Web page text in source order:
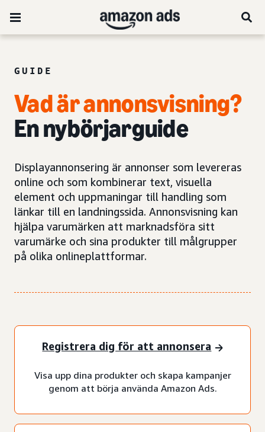
GUIDE
Vad är annonsvisning?
En nybörjarguide
Displayannonsering är annonser som levereras
online och som kombinerar text, visuella
element och uppmaningar till handling som
länkar till en landningssida. Annonsvisning kan
hjälpa varumärken att marknadsföra sitt
varumärke och sina produkter till målgrupper
på olika onlineplattformar.
Registrera dig för att annonsera
Visa upp dina produkter och skapa kampanjer
genom att börja använda Amazon Ads.